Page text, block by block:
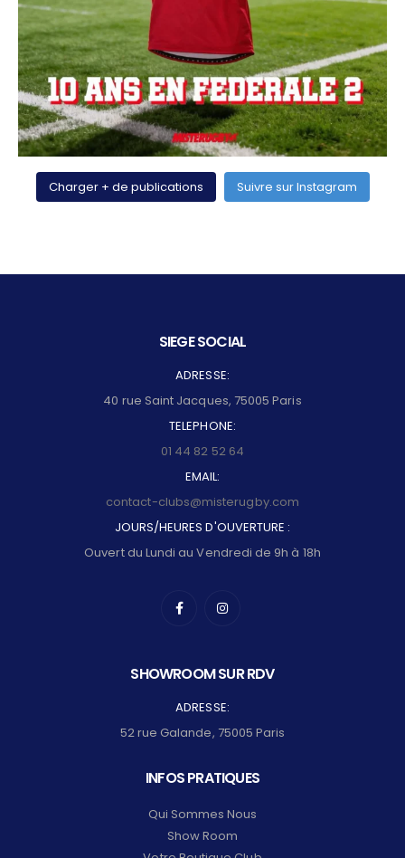
Charger + de publications Suivre sur Instagram
SIEGE SOCIAL
ADRESSE:
40 rue Saint Jacques, 75005 Paris
TELEPHONE:
01 44 82 52 64
EMAIL:
contact-clubs@misterugby.com
JOURS/HEURES D'OUVERTURE :
Ouvert du Lundi au Vendredi de 9h à 18h
SHOWROOM SUR RDV
ADRESSE:
52 rue Galande, 75005 Paris
INFOS PRATIQUES
Qui Sommes Nous
Show Room